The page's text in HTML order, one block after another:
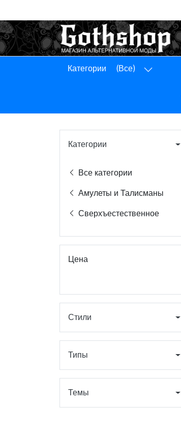
Панель управления
Категории (Все)
Категории
Все категории
Амулеты и Талисманы
Сверхъестественное
Цена
Стили
Типы
Темы